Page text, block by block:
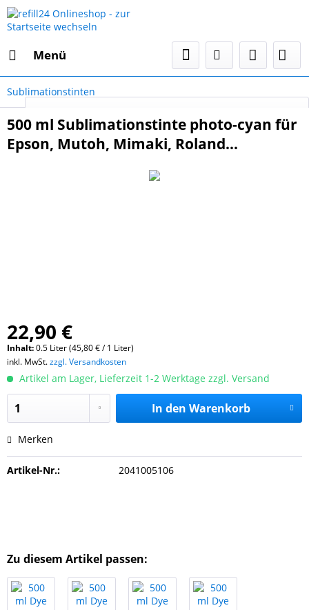
Menü
Sublimationstinten
500 ml Sublimationstinte photo-cyan für
Epson, Mutoh, Mimaki, Roland...
22,90 €
Inhalt:0.5 Liter (45,80 € / 1 Liter)
inkl. MwSt.zzgl. Versandkosten
Artikel am Lager, Lieferzeit 1-2 Werktage zzgl. Versand
In den Warenkorb
Merken
Artikel-Nr.: 2041005106
Zu diesem Artikel passen: